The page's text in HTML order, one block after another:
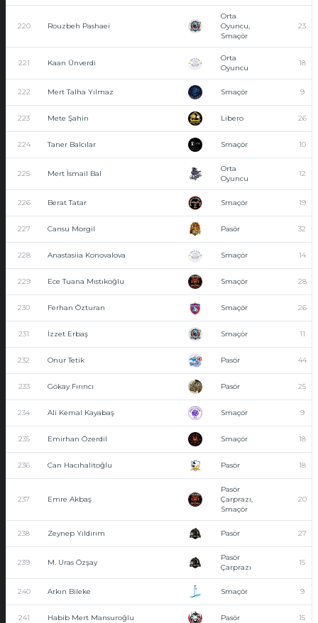
220 Rouzbeh Pashaei
Orta
Oyuncu,
Smaçör
23
221 Kaan Ünverdi
Orta
Oyuncu
18
222 Mert Talha Yılmaz Smaçör 9
223 Mete Şahin Libero 26
224 Taner Balcılar Smaçör 10
225 Mert İsmail Bal
Orta
Oyuncu
12
226 Berat Tatar Smaçör 19
227 Cansu Morgil Pasör 32
228 Anastasiia Konovalova Smaçör 14
229 Ece Tuana Mıstıkoğlu Smaçör 28
230 Ferhan Özturan Smaçör 26
231 İzzet Erbaş Smaçör 11
232 Onur Tetik Pasör 44
233 Gökay Fırıncı Pasör 25
234 Ali Kemal Kayabaş Smaçör 9
235 Emirhan Özerdil Smaçör 18
236 Can Hacıhalitoğlu Pasör 18
237 Emre Akbaş
Pasör
Çarprazı,
Smaçör
20
238 Zeynep Yıldırım Pasör 27
239 M. Uras Özşay
Pasör
Çarprazı
15
240 Arkın Bileke Smaçör 9
241 Habib Mert Mansuroğlu Pasör 15